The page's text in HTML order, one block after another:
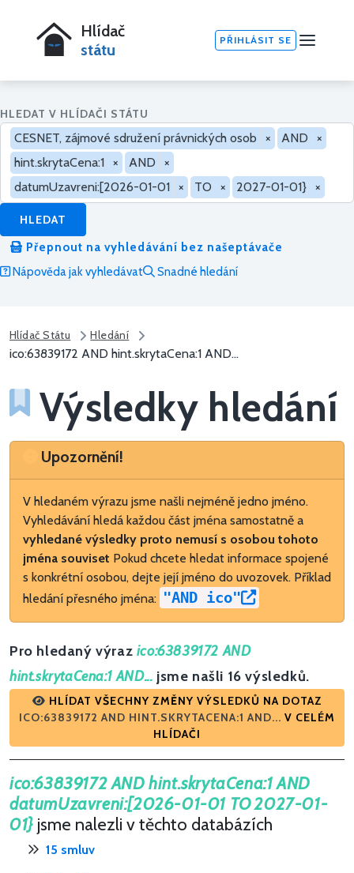
Hlídač
státu
PŘIHLÁSIT SE
HLEDAT V HLÍDAČI STÁTU
CESNET, zájmové sdružení právnických osob × AND
×
hint.skrytaCena:1 × AND
×
datumUzavreni:[2026-01-01 × TO × 2027-01-01} ×
HLEDAT
Přepnout na vyhledávání bez našeptávače
Nápověda jak vyhledávat
Snadné hledání
Hlídač Státu Hledání
ico:63839172 AND hint.skrytaCena:1 AND...
Výsledky hledání
Upozornění
Upozornění!
V hledaném výrazu jsme našli nejméně jedno jméno.
Vyhledávání hledá každou část jména samostatně a
vyhledané výsledky proto nemusí s osobou tohoto
jména souviset Pokud chcete hledat informace spojené
s konkrétní osobou, dejte její jméno do uvozovek. Příklad
hledání přesného jména: "AND ico"
Pro hledaný výraz ico:63839172 AND
hint.skrytaCena:1 AND... jsme našli 16 výsledků.
HLÍDAT VŠECHNY ZMĚNY VÝSLEDKŮ NA DOTAZ
ICO:63839172 AND HINT.SKRYTACENA:1 AND... V CELÉM
HLÍDAČI
ico:63839172 AND hint.skrytaCena:1 AND
datumUzavreni:[2026-01-01 TO 2027-01-
01}jsme nalezli v těchto databázích
15 smluv